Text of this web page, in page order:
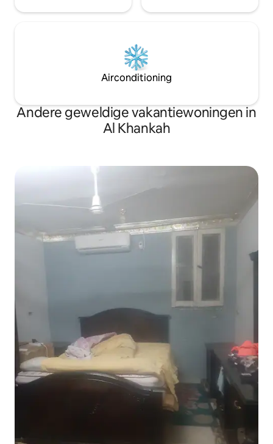
Airconditioning
Andere geweldige vakantiewoningen in
Al Khankah